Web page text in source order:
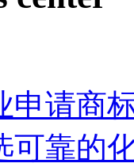
申请商
可靠的